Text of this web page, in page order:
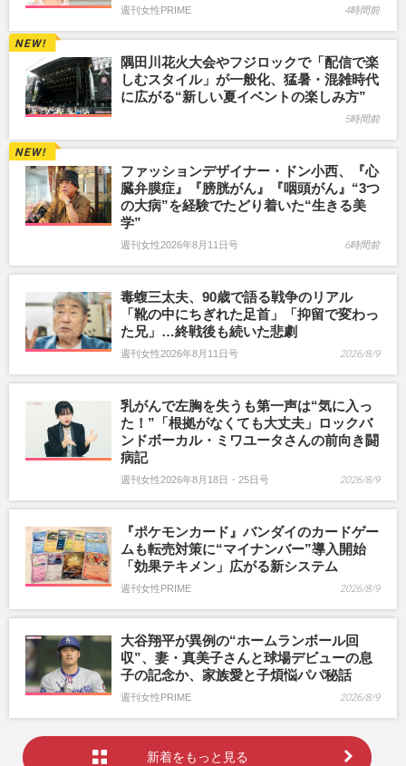
週刊女性PRIME 4時間前
隅田川花火大会やフジロックで「配信で楽
しむスタイル」が一般化、猛暑・混雑時代
に広がる“新しい夏イベントの楽しみ方”
5時間前
ファッションデザイナー・ドン小西、『心
臓弁膜症』『膀胱がん』『咽頭がん』“3つ
の大病”を経験でたどり着いた“生きる美
学”
週刊女性2026年8月11日号 6時間前
毒蝮三太夫、90歳で語る戦争のリアル
「靴の中にちぎれた足首」「抑留で変わっ
た兄」…終戦後も続いた悲劇
週刊女性2026年8月11日号 2026/8/9
乳がんで左胸を失うも第一声は“気に入っ
た！”「根拠がなくても大丈夫」ロックバ
ンドボーカル・ミワユータさんの前向き闘
病記
週刊女性2026年8月18日・25日号 2026/8/9
『ポケモンカード』バンダイのカードゲー
ムも転売対策に“マイナンバー”導入開始
「効果テキメン」広がる新システム
週刊女性PRIME 2026/8/9
大谷翔平が異例の“ホームランボール回
収”、妻・真美子さんと球場デビューの息
子の記念か、家族愛と子煩悩パパ秘話
週刊女性PRIME 2026/8/9
新着をもっと見る